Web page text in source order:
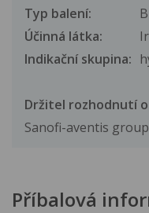
Typ balení:
Účinná látka:
Indikační skupina:
Držitel rozhodnutí
Sanofi-aventis
Příbalová